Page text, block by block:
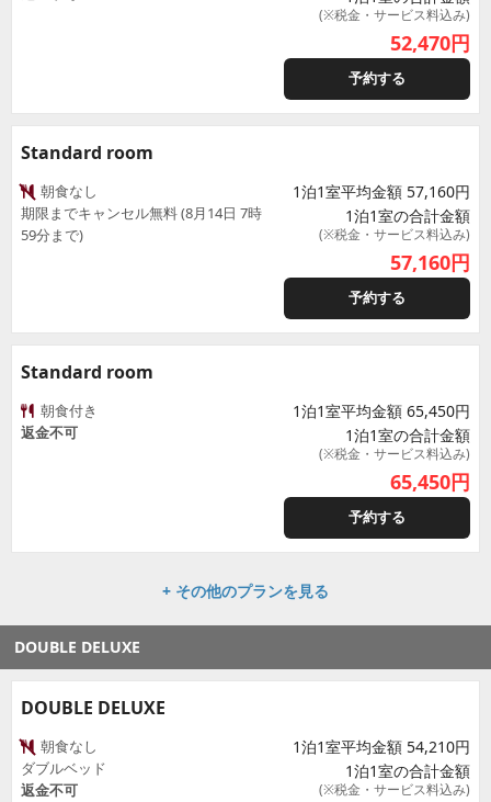
(※税金・サービス料込み)
52,470円
予約する
Standard room
朝食なし
期限までキャンセル無料 (8月14日 7時
59分まで)
1泊1室平均金額 57,160円
1泊1室の合計金額
(※税金・サービス料込み)
57,160円
予約する
Standard room
朝食付き
返金不可
1泊1室平均金額 65,450円
1泊1室の合計金額
(※税金・サービス料込み)
65,450円
予約する
+ その他のプランを見る
DOUBLE DELUXE
DOUBLE DELUXE
朝食なし
ダブルベッド
返金不可
1泊1室平均金額 54,210円
1泊1室の合計金額
(※税金・サービス料込み)